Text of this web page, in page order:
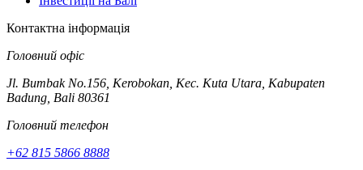
Контактна інформація
Головний офіс
Jl. Bumbak No.156, Kerobokan, Kec. Kuta Utara, Kabupaten
Badung, Bali 80361
Головний телефон
+62​ 815​ 5866​ 8888